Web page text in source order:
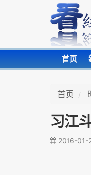
首页
首页
习江
2016-01-